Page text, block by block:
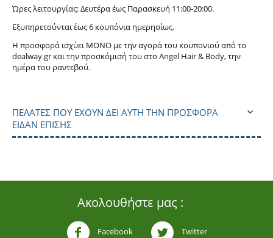
Ώρες λειτουργίας: Δευτέρα έως Παρασκευή 11:00-20:00.
Εξυπηρετούνται έως 6 κουπόνια ημερησίως.
Η προσφορά ισχύει ΜΟΝΟ με την αγορά του κουπονιού από το
dealway.gr και την προσκόμισή του στο Angel Hair & Body, την
ημέρα του ραντεβού.
ΠΕΛΆΤΕΣ ΠΟΥ ΈΧΟΥΝ ΔΕΙ ΑΥΤΉ ΤΗΝ ΠΡΟΣΦΟΡΆ
ΕΊΔΑΝ ΕΠΊΣΗΣ
Ακολουθήστε μας :
Facebook Twitter